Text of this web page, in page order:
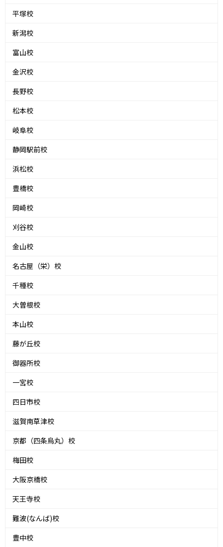
平塚校
新潟校
富山校
金沢校
長野校
松本校
岐阜校
静岡駅前校
浜松校
豊橋校
岡崎校
刈谷校
金山校
名古屋（栄）校
千種校
大曽根校
本山校
藤が丘校
御器所校
一宮校
四日市校
滋賀南草津校
京都（四条烏丸）校
梅田校
大阪京橋校
天王寺校
難波(なんば)校
豊中校